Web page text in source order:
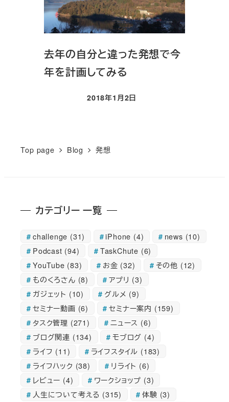
去年の自分と違った発想で今
年を計画してみる
投稿日
2018年1月2日
Top page Blog 発想
カテゴリー 一覧
challenge (31) iPhone (4) news (10)
Podcast (94) TaskChute (6)
YouTube (83) お金 (32) その他 (12)
ものくろさん (8) アプリ (3)
ガジェット (10) グルメ (9)
セミナー動画 (6) セミナー案内 (159)
タスク管理 (271) ニュース (6)
ブログ関連 (134) モブログ (4)
ライフ (11) ライフスタイル (183)
ライフハック (38) リライト (6)
レビュー (4) ワークショップ (3)
人生について考える (315) 体験 (3)